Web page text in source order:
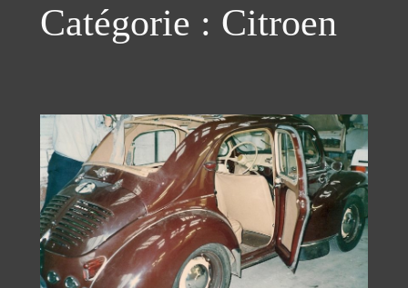
Catégorie : Citroen